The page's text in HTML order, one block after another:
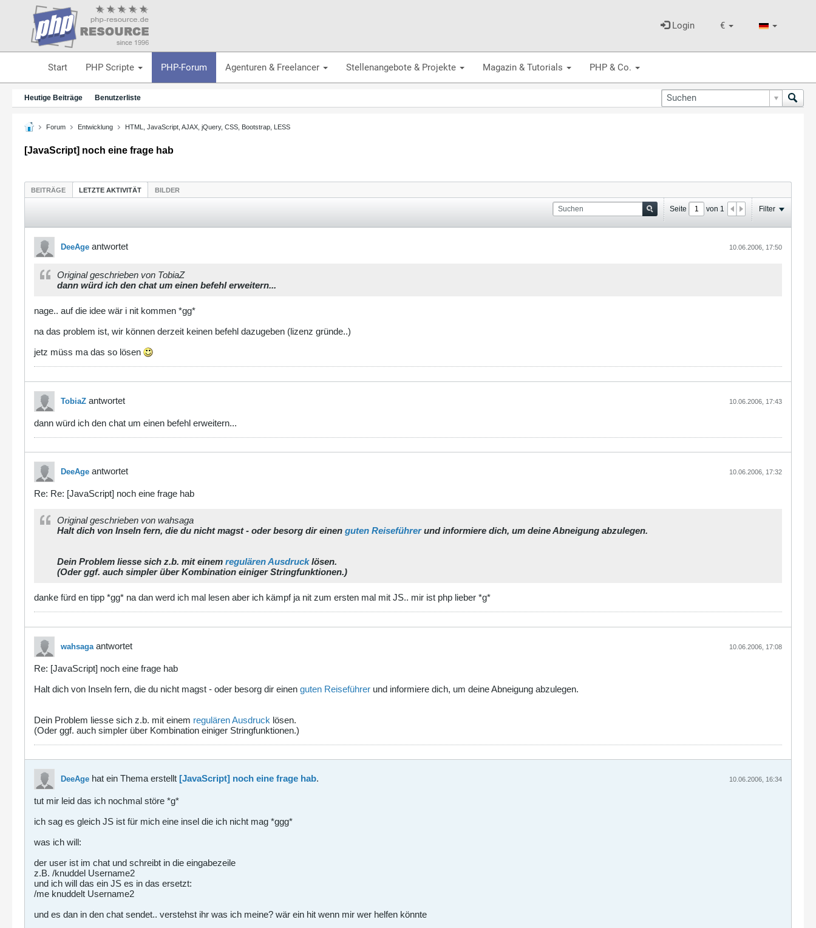
€
Login
Start PHP Scripte PHP-Forum Agenturen & Freelancer Stellenangebote & Projekte Magazin & Tutorials PHP & Co.
Heutige Beiträge Benutzerliste
Forum Entwicklung HTML, JavaScript, AJAX, jQuery, CSS, Bootstrap, LESS
[JavaScript] noch eine frage hab
BEITRÄGE LETZTE AKTIVITÄT BILDER
Seite von 1 Filter
DeeAge antwortet 10.06.2006, 17:50
Original geschrieben von TobiaZ
dann würd ich den chat um einen befehl erweitern...
nage.. auf die idee wär i nit kommen *gg*
na das problem ist, wir können derzeit keinen befehl dazugeben (lizenz gründe..)
jetz müss ma das so lösen
TobiaZ antwortet 10.06.2006, 17:43
dann würd ich den chat um einen befehl erweitern...
DeeAge antwortet 10.06.2006, 17:32
Re: Re: [JavaScript] noch eine frage hab
Original geschrieben von wahsaga
Halt dich von Inseln fern, die du nicht magst - oder besorg dir einen guten Reiseführerund informiere dich, um deine Abneigung abzulegen.
Dein Problem liesse sich z.b. mit einem regulären Ausdrucklösen.
(Oder ggf. auch simpler über Kombination einiger Stringfunktionen.)
danke fürd en tipp *gg* na dan werd ich mal lesen aber ich kämpf ja nit zum ersten mal mit JS.. mir ist php lieber *g*
wahsaga antwortet 10.06.2006, 17:08
Re: [JavaScript] noch eine frage hab
Halt dich von Inseln fern, die du nicht magst - oder besorg dir einen guten Reiseführer und informiere dich, um deine Abneigung abzulegen.
Dein Problem liesse sich z.b. mit einem regulären Ausdruck lösen.
(Oder ggf. auch simpler über Kombination einiger Stringfunktionen.)
DeeAge hat ein Thema erstellt [JavaScript] noch eine frage hab. 10.06.2006, 16:34
tut mir leid das ich nochmal störe *g*
ich sag es gleich JS ist für mich eine insel die ich nicht mag *ggg*
was ich will:
der user ist im chat und schreibt in die eingabezeile
z.B. /knuddel Username2
und ich will das ein JS es in das ersetzt:
/me knuddelt Username2
und es dan in den chat sendet.. verstehst ihr was ich meine? wär ein hit wenn mir wer helfen könnte